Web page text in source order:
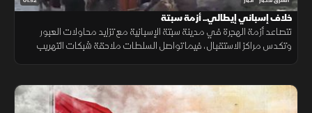
خلاف إسباني إيطالي.. أزمة سبتة
تتصاعد أزمة الهجرة في مدينة سبتة الإسبانية مع تزايد محاولات العبور
وتكدس مراكز الاستقبال، فيما تواصل السلطات ملاحقة شبكات التهريب